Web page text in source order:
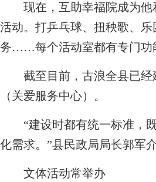
现在，互助幸福院成为他
活动。打乒乓球、扭秧歌、
务……每个活动室都有专门功
截至目前，古浪全县已经
（关爱服务中心）。
“建设时都有统一标准，既
化需求。”县民政局局长郭军介
文体活动常举办